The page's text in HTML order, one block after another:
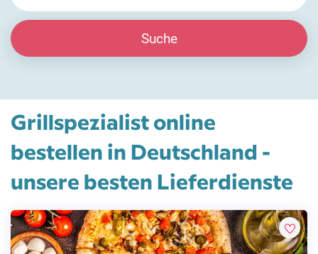
Suche
Grillspezialist online
bestellen in Deutschland -
unsere besten Lieferdienste